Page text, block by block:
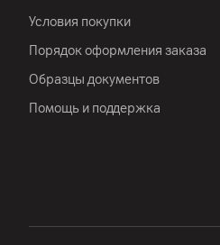
Габариты
Вес
Сеть
Условия покупки
Порядок оформления заказа
Образцы документов
Помощь и поддержка